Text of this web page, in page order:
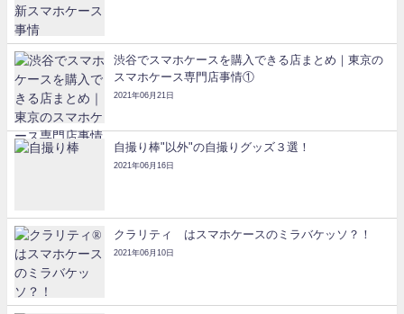
渋谷でスマホケースを購入できる店まとめ｜東京の
スマホケース専門店事情①
2021年06月21日
自撮り棒"以外"の自撮りグッズ３選！
2021年06月16日
クラリティ®はスマホケースのミラバケッソ？！
2021年06月10日